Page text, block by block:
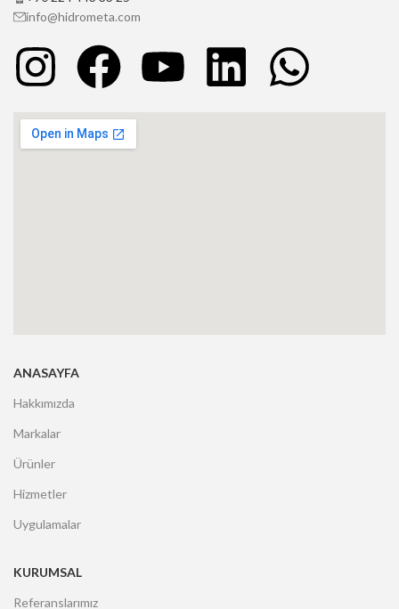
info@hidrometa.com
ANASAYFA
Hakkımızda
Markalar
Ürünler
Hizmetler
Uygulamalar
KURUMSAL
Referanslarımız